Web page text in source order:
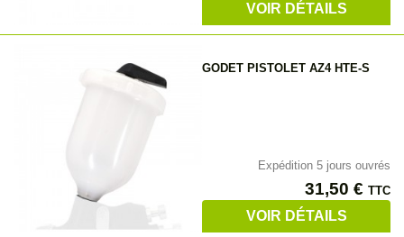
VOIR DÉTAILS
GODET PISTOLET AZ4 HTE-S
Expédition 5 jours ouvrés
Prix
31,50 € TTC
VOIR DÉTAILS